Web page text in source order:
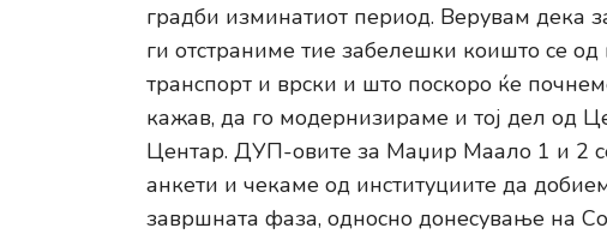
градби изминатиот период. Верувам дека
ги отстраниме тие забелешки коишто се
транспорт и врски и што поскоро ќе
кажав, да го модернизираме и тој дел од
Центар. ДУП-овите за Маџир Маало 1 и 2
анкети и чекаме од институциите да
завршната фаза, односно донесување на